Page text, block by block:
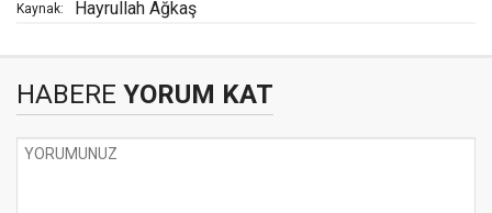
Kaynak: Hayrullah Ağkaş
HABERE YORUM KAT